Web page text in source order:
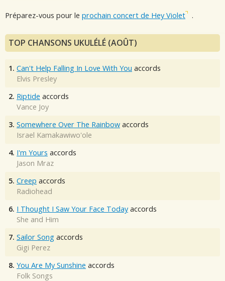
Préparez-vous pour le prochain concert de Hey Violet .
TOP CHANSONS UKULÉLÉ (AOÛT)
1. Can't Help Falling In Love With You accords
Elvis Presley
2. Riptide accords
Vance Joy
3. Somewhere Over The Rainbow accords
Israel Kamakawiwo'ole
4. I'm Yours accords
Jason Mraz
5. Creep accords
Radiohead
6. I Thought I Saw Your Face Today accords
She and Him
7. Sailor Song accords
Gigi Perez
8. You Are My Sunshine accords
Folk Songs